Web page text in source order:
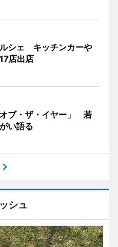
シェ キッチンカーや
店出店
ブ・ザ・イヤー」 若
い語る
シュ